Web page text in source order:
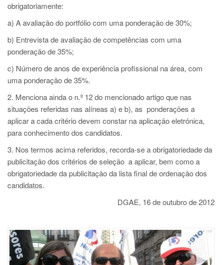
obrigatoriamente:
a) A avaliação do portfólio com uma ponderação de 30%;
b) Entrevista de avaliação de competências com uma
ponderação de 35%;
c) Número de anos de experiência profissional na área, com
uma ponderação de 35%.
2. Menciona ainda o n.º 12 do mencionado artigo que nas
situações referidas nas alíneas a) e b), as ponderações a
aplicar a cada critério devem constar na aplicação eletrónica,
para conhecimento dos candidatos.
3. Nos termos acima referidos, recorda-se a obrigatoriedade da
publicitação dos critérios de seleção a aplicar, bem como a
obrigatoriedade da publicitação da lista final de ordenação dos
candidatos.
DGAE, 16 de outubro de 2012